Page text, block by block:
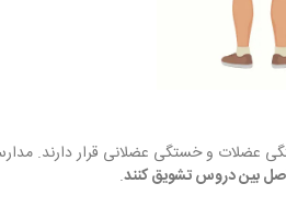
معرض گرفتگی عضلات و خستگی عضلانی قرار دارند.
بین دروس تشویق کنند.